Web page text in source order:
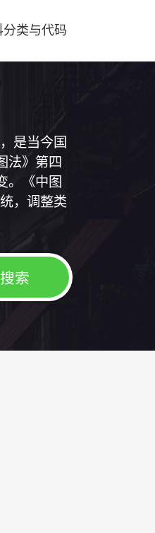
分类与代码
是当今国
法》第四
。《中图
，调整类